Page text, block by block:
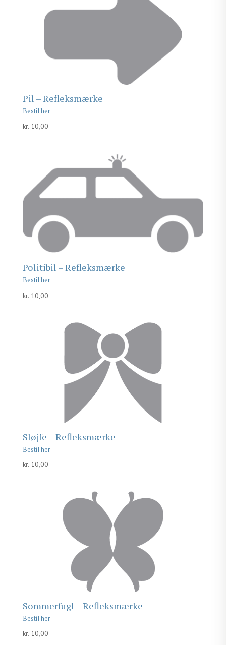
Pil – Refleksmærke
kr.10,00
Politibil – Refleksmærke
kr.10,00
Sløjfe – Refleksmærke
kr.10,00
Sommerfugl – Refleksmærke
kr.10,00